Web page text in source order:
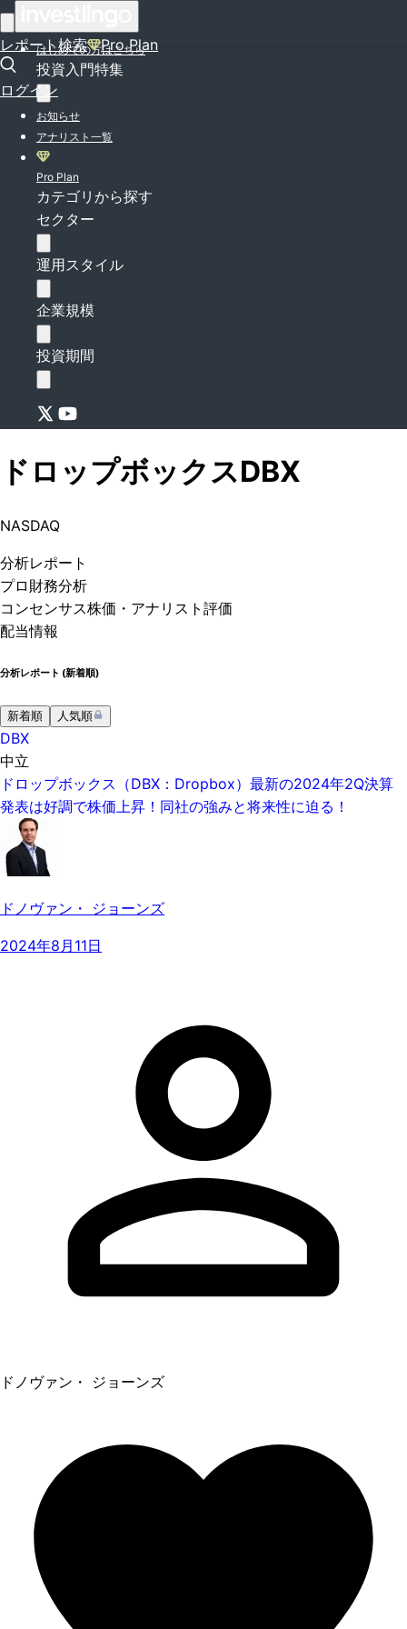
レポート検索 Pro Plan
ログイン
はじめての方はこちら
投資入門特集
お知らせ
アナリスト一覧
Pro Plan
カテゴリから探す
セクター
運用スタイル
企業規模
投資期間
ドロップボックスDBX
NASDAQ
分析レポート
プロ 財務分析
コンセンサス株価 ・アナリスト評価
配当情報
分析レポート (新着順)
新着順 人気順
DBX
中立
ドロップボックス（DBX：Dropbox）最新の2024年2Q決算
発表は好調で株価上昇！同社の強みと将来性に迫る！
ドノヴァン・ ジョーンズ
2024年8月11日
ドノヴァン・ ジョーンズ